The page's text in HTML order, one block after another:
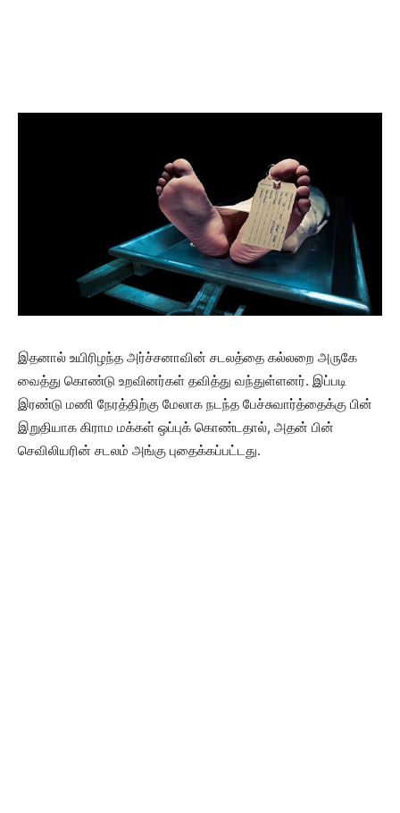
இதனால் உயிரிழந்த அர்ச்சனாவின் சடலத்தை கல்லறை அருகே
வைத்து கொண்டு உறவினர்கள் தவித்து வந்துள்ளனர். இப்படி
இரண்டு மணி நேரத்திற்கு மேலாக நடந்த பேச்சுவார்த்தைக்கு பின்
இறுதியாக கிராம மக்கள் ஒப்புக் கொண்டதால், அதன் பின்
செவிலியரின் சடலம் அங்கு புதைக்கப்பட்டது.